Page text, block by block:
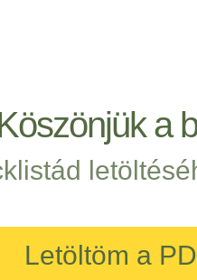
a
Letöltöm a